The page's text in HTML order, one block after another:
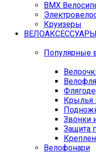
BMX
Круизеры
ВЕЛОАКСЕССУАРЫ
Популярные
Крылья
Звонки
Защита
Велофонари